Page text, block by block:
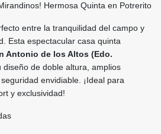
Hermosa Quinta en Potrerito
entre la tranquilidad del campo y
Esta espectacular casa quinta
Antonio de los Altos (Edo.
diseño de doble altura, amplios
envidiable. ¡Ideal para
y exclusividad!